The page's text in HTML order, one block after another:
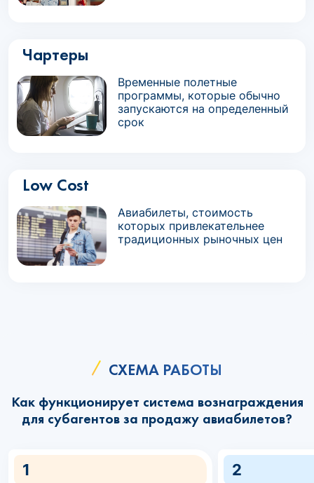
Чартеры
Временные полетные
программы, которые обычно
запускаются на определенный
срок
Low Cost
Авиабилеты, стоимость
которых привлекательнее
традиционных рыночных цен
СХЕМА РАБОТЫ
Как функционирует система вознаграждения
для субагентов за продажу авиабилетов?
1 2